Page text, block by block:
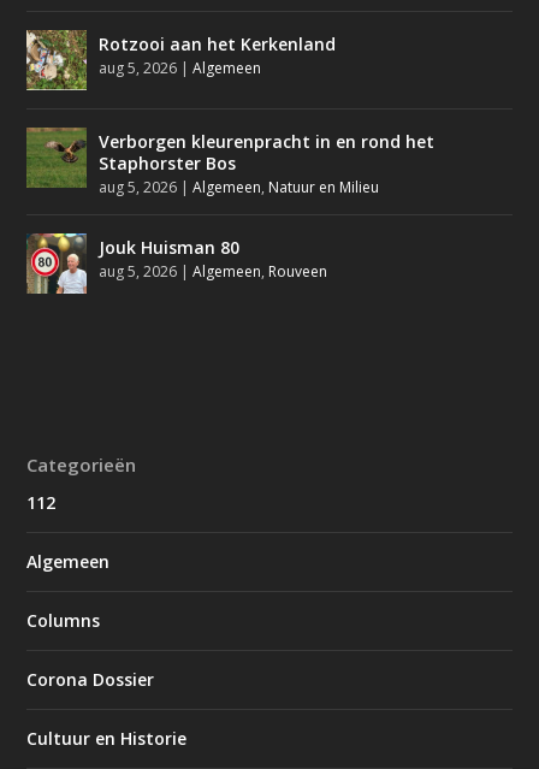
Rotzooi aan het Kerkenland
aug 5, 2026 |Algemeen
Verborgen kleurenpracht in en rond het
Staphorster Bos
aug 5, 2026 |Algemeen, Natuur en Milieu
Jouk Huisman 80
aug 5, 2026 |Algemeen, Rouveen
Categorieën
112
Algemeen
Columns
Corona Dossier
Cultuur en Historie